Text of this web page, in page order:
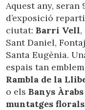
Aquest any,
d’exposició
ciutat: Barri Vell,
Sant Daniel,
Santa Eugènia.
espais tan
Rambla de la
o els Banys Àrabs
muntatges florals